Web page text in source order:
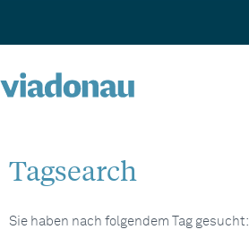
Tagsearch
Sie haben nach folgendem Tag gesucht: